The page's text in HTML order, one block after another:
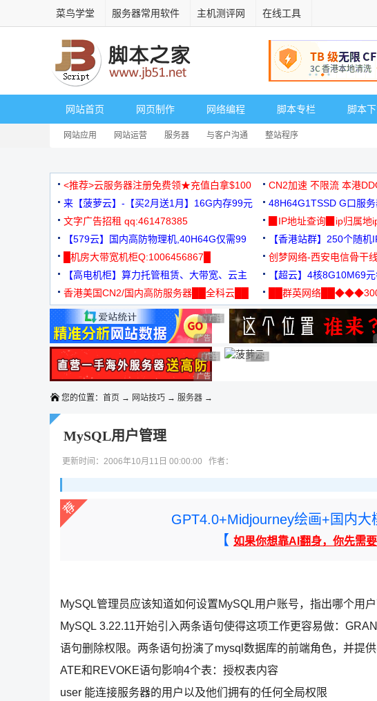
菜鸟学堂 服务器常用软件 主机测评网 在线工具
网站首页 网页制作 网络编程 脚本专栏 脚本
网站应用 网站运营 服务器 与客户沟通 整站程序
<推荐>云服务器注册免费领★充值白拿$100 CN2加速 不限流 本港
来【菠萝云】-【买2月送1月】16G内存99元
48H64G1TSSD G口服
3000+可免费测试
文字广告招租 qq:461478385
▉IP地址查询▉ip归属地
【579云】国内高防物理机,40H64G仅需99
元
【香港站群】250个随
█机房大带宽机柜Q:1006456867█
创梦网络-西安电信骨干
88元/月
【高电机柜】算力托管租赁、大带宽、云主
机
【超云】4核8G10M69元
香港美国CN2/国内高防服务器██全科云██
██群英网络
◆◆◆
广告 商业广告，理性选择
广告 商业广告，理性选择
广告 商业广告，理性选择
广告 商业广告，理性选择
广告 商业广告，理性选择
广告 商业广告，理性选择
广告 商业广告，理性选择广告 商业广告，理性选择
广告 商业广告，理性选择
您的位置： 首页 → 网站技巧 → 服务器 →
MySQL用户管理
更新时间：2006年10月11日 00:00:00 作者：
GPT4.0+Midjourney绘画+国内大
【 如果你想靠AI翻身，你先需要
MySQL管理员应该知道如何设置MySQL用户账号，指出哪个用
MySQL 3.22.11开始引入两条语句使得这项工作更容易做：
语句删除权限。两条语句扮演了mysql数据库的前端角色，并提
ATE和REVOKE语句影响4个表：授权表内容
user 能连接服务器的用户以及他们拥有的任何全局权限